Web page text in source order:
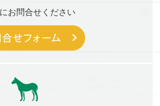
お問合せください